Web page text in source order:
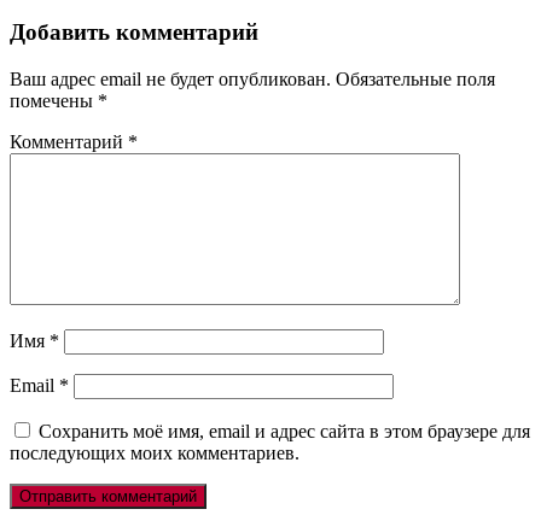
Добавить комментарий
Ваш адрес email не будет опубликован. Обязательные поля
помечены *
Комментарий *
Имя *
Email *
Сохранить моё имя, email и адрес сайта в этом браузере для
последующих моих комментариев.